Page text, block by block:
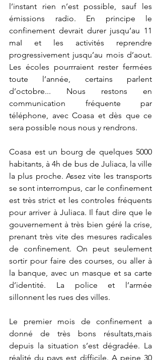
l’instant rien n’est possible, sauf les
émissions radio. En principe le
confinement devrait durer jusqu’au 11
maI et les activités reprendre
progressivement jusqu’au mois d’aout.
Les écoles pourrraient rester fermées
toute l’année, certains parlent
d’octobre... Nous restons en
communication fréquente par
téléphone, avec Coasa et dès que ce
sera possible nous nous y rendrons.
Coasa est un bourg de quelques 5000
habitants, à 4h de bus de Juliaca, la ville
la plus proche. Assez vite les transports
se sont interrompus, car le confinement
est très strict et les controles fréquents
pour arriver à Juliaca. Il faut dire que le
gouvernement à très bien géré la crise,
prenant très vite des mesures radicales
de confinement. On peut seulement
sortir pour faire des courses, ou aller à
la banque, avec un masque et sa carte
d’identité. La police et l’armée
sillonnent les rues des villes.
Le premier mois de confinement a
donné de très bons résultats,mais
depuis la situation s’est dégradée. La
réalité du pays est difficile. A peine 30